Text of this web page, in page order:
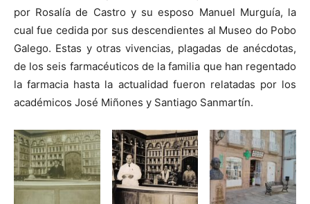
por Rosalía de Castro y su esposo Manuel Murguía, la
cual fue cedida por sus descendientes al Museo do Pobo
Galego. Estas y otras vivencias, plagadas de anécdotas,
de los seis farmacéuticos de la familia que han regentado
la farmacia hasta la actualidad fueron relatadas por los
académicos José Miñones y Santiago Sanmartín.